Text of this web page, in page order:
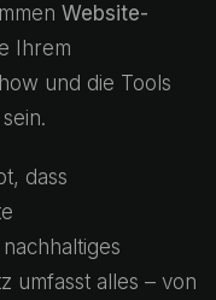
Website-
Ihrem
und die Tools
dass
umfasst alles – von